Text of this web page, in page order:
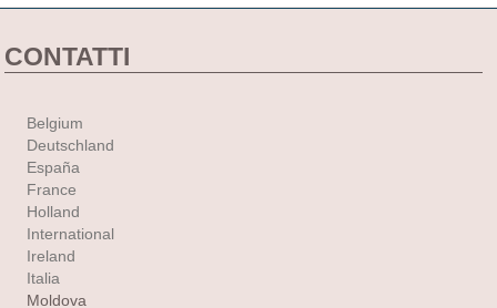
CONTATTI
Belgium
Deutschland
España
France
Holland
International
Ireland
Italia
Moldova